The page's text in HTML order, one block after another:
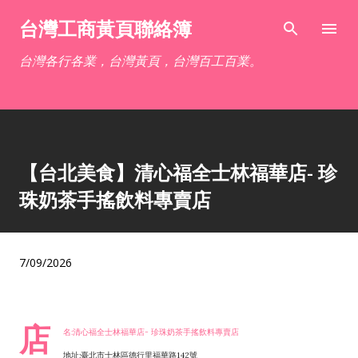
跳到主要內容
台灣工商黃頁聯絡簿
台灣各行各業，台灣黃頁，台灣百工百業。
【台北美食】清心福全士林福華店- 珍
珠奶茶手搖飲料專賣店
7/09/2026
店 名:清心福全士林福華店- 珍珠奶茶手搖飲料專賣店
地址:臺北市士林區德行里福華路142號